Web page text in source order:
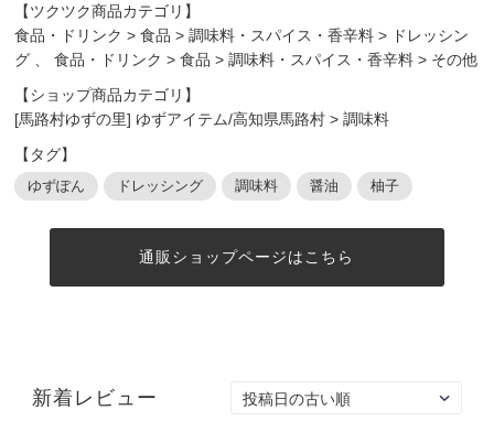
【ツクツク商品カテゴリ】
食品・ドリンク >食品 >調味料・スパイス・香辛料 > ドレッシン
グ
、食品・ドリンク >食品 >調味料・スパイス・香辛料 > その他
【ショップ商品カテゴリ】
[馬路村ゆずの里] ゆずアイテム/高知県馬路村 >調味料
【タグ】
ゆずぽん ドレッシング 調味料 醤油 柚子
通販ショップページはこちら
新着レビュー